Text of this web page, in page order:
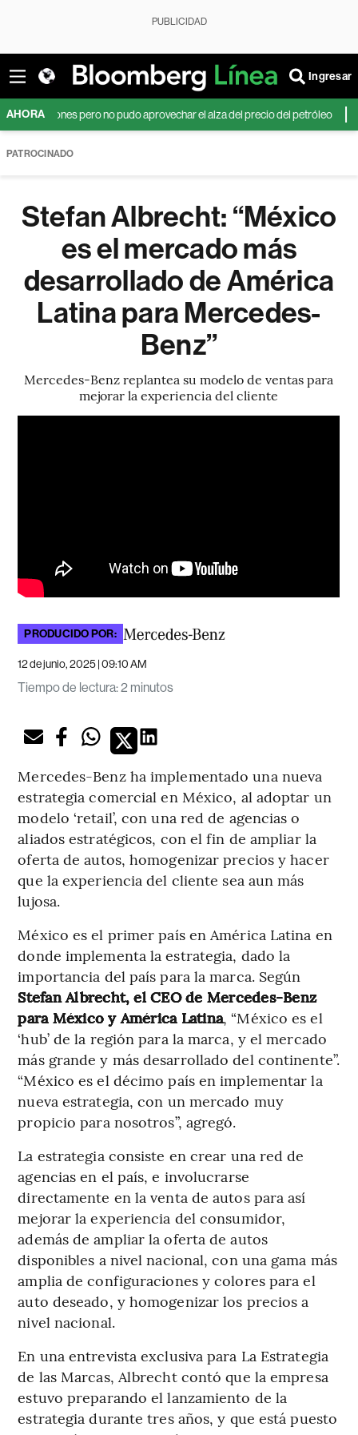
PUBLICIDAD
Ingresar
AHORAmillones pero no pudo aprovechar el alza del precio del petróleo
PATROCINADO
Stefan Albrecht: “México
es el mercado más
desarrollado de América
Latina para Mercedes-
Benz”
Mercedes-Benz replantea su modelo de ventas para
mejorar la experiencia del cliente
PRODUCIDO POR:
12 de junio, 2025 | 09:10 AM
Tiempo de lectura:2 minutos
Mercedes-Benz ha implementado una nueva
estrategia comercial en México, al adoptar un
modelo ‘retail’, con una red de agencias o
aliados estratégicos, con el fin de ampliar la
oferta de autos, homogenizar precios y hacer
que la experiencia del cliente sea aun más
lujosa.
México es el primer país en América Latina en
donde implementa la estrategia, dado la
importancia del país para la marca. Según
Stefan Albrecht, el CEO de Mercedes-Benz
para México y América Latina, “México es el
‘hub’ de la región para la marca, y el mercado
más grande y más desarrollado del continente”.
“México es el décimo país en implementar la
nueva estrategia, con un mercado muy
propicio para nosotros”, agregó.
La estrategia consiste en crear una red de
agencias en el país, e involucrarse
directamente en la venta de autos para así
mejorar la experiencia del consumidor,
además de ampliar la oferta de autos
disponibles a nivel nacional, con una gama más
amplia de configuraciones y colores para el
auto deseado, y homogenizar los precios a
nivel nacional.
En una entrevista exclusiva para La Estrategia
de las Marcas, Albrecht contó que la empresa
estuvo preparando el lanzamiento de la
estrategia durante tres años, y que está puesto